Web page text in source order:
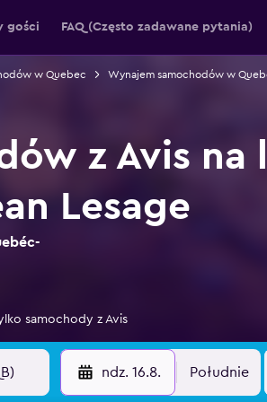
gości FAQ (Często zadawane pytania)
w Quebec
Wynajem samochodów w
z Avis na
Lesage
samochody z Avis
ndz. 16.8. Południe